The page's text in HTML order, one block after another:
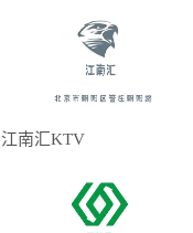
江南汇KTV